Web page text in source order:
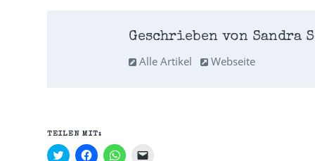
Geschrieben von Sandra
Alle Artikel
Webseite
TEILEN MIT:
Klick, Klick, Klicken,